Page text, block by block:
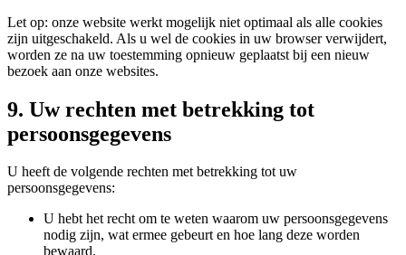
Let op: onze website werkt mogelijk niet optimaal als alle cookies
zijn uitgeschakeld. Als u wel de cookies in uw browser verwijdert,
worden ze na uw toestemming opnieuw geplaatst bij een nieuw
bezoek aan onze websites.
9. Uw rechten met betrekking tot
persoonsgegevens
U heeft de volgende rechten met betrekking tot uw
persoonsgegevens:
U hebt het recht om te weten waarom uw persoonsgegevens
nodig zijn, wat ermee gebeurt en hoe lang deze worden
bewaard.